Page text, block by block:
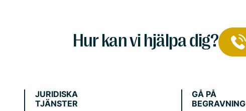
Hur kan vi hjälpa dig?
JURIDISKA
TJÄNSTER
GÅ PÅ
BEGRAVNING